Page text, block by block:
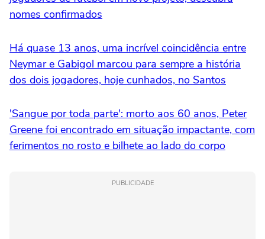
nomes confirmados
Há quase 13 anos, uma incrível coincidência entre
Neymar e Gabigol marcou para sempre a história
dos dois jogadores, hoje cunhados, no Santos
'Sangue por toda parte': morto aos 60 anos, Peter
Greene foi encontrado em situação impactante, com
ferimentos no rosto e bilhete ao lado do corpo
PUBLICIDADE